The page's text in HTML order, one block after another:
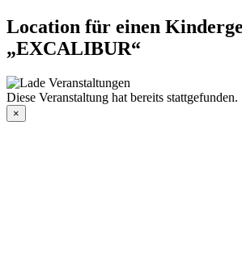
Location für einen
„EXCALIBUR“
Diese Veranstaltung hat bereits stattgefunden.
×